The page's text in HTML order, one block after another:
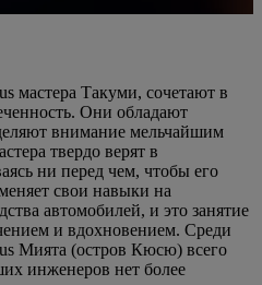
мастера Такуми, сочетают в
Они обладают
внимание мельчайшим
твердо верят в
ни перед чем, чтобы его
свои навыки на
автомобилей, и это занятие
и вдохновением. Среди
Мията (остров Кюсю) всего
инженеров нет более